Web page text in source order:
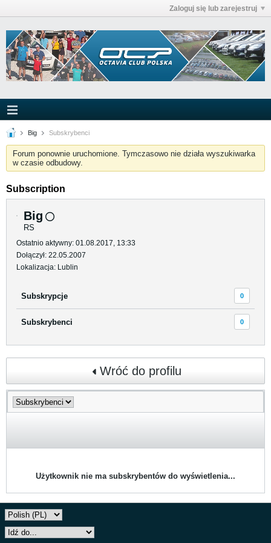
Zaloguj się lub zarejestruj
Big Subskrybenci
Forum ponownie uruchomione. Tymczasowo nie działa wyszukiwarka
w czasie odbudowy.
Subscription
Big
RS
Ostatnio aktywny: 01.08.2017, 13:33
Dołączył: 22.05.2007
Lokalizacja: Lublin
Subskrypcje 0
Subskrybenci 0
Wróć do profilu
Użytkownik nie ma subskrybentów do wyświetlenia...